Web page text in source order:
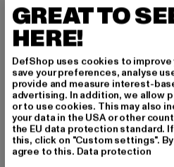
URBAN CLASSICS
Contrast Tall Tee
12,74 EUR
Derzeitiger Preis: 12,74 EUR
14,99 EURAktionspreis:
32,79
GREAT TO
HERE!
DefShop uses cookies to
save your preferences, analyse
provide and measure interest-
advertising. In addition, we allow
or to use cookies. This may also
your data in the USA or other
the EU data protection standard.
this, click on "Custom settings".
agree to this. Data protection